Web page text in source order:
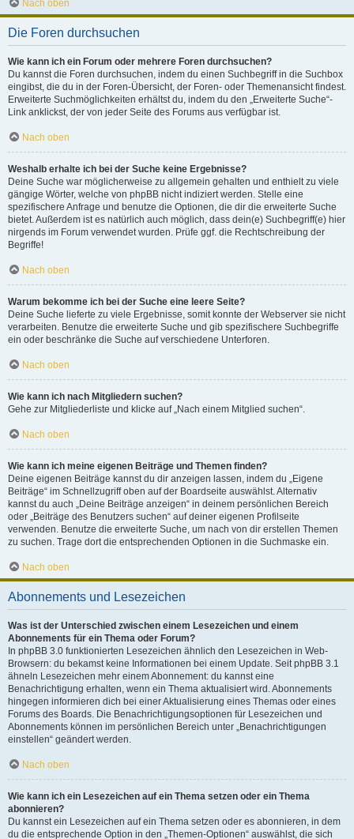
Nach oben
Die Foren durchsuchen
Wie kann ich ein Forum oder mehrere Foren durchsuchen?
Du kannst die Foren durchsuchen, indem du einen Suchbegriff in die Suchbox
eingibst, die du in der Foren-Übersicht, der Foren- oder Themenansicht findest.
Erweiterte Suchmöglichkeiten erhältst du, indem du den „Erweiterte Suche“-
Link anklickst, der von jeder Seite des Forums aus verfügbar ist.
Nach oben
Weshalb erhalte ich bei der Suche keine Ergebnisse?
Deine Suche war möglicherweise zu allgemein gehalten und enthielt zu viele
gängige Wörter, welche von phpBB nicht indiziert werden. Stelle eine
spezifischere Anfrage und benutze die Optionen, die dir die erweiterte Suche
bietet. Außerdem ist es natürlich auch möglich, dass dein(e) Suchbegriff(e) hier
nirgends im Forum verwendet wurden. Prüfe ggf. die Rechtschreibung der
Begriffe!
Nach oben
Warum bekomme ich bei der Suche eine leere Seite?
Deine Suche lieferte zu viele Ergebnisse, somit konnte der Webserver sie nicht
verarbeiten. Benutze die erweiterte Suche und gib spezifischere Suchbegriffe
ein oder beschränke die Suche auf verschiedene Unterforen.
Nach oben
Wie kann ich nach Mitgliedern suchen?
Gehe zur Mitgliederliste und klicke auf „Nach einem Mitglied suchen“.
Nach oben
Wie kann ich meine eigenen Beiträge und Themen finden?
Deine eigenen Beiträge kannst du dir anzeigen lassen, indem du „Eigene
Beiträge“ im Schnellzugriff oben auf der Boardseite auswählst. Alternativ
kannst du auch „Deine Beiträge anzeigen“ in deinem persönlichen Bereich
oder „Beiträge des Benutzers suchen“ auf deiner eigenen Profilseite
verwenden. Benutze die erweiterte Suche, um nach von dir erstellen Themen
zu suchen. Trage dort die entsprechenden Optionen in die Suchmaske ein.
Nach oben
Abonnements und Lesezeichen
Was ist der Unterschied zwischen einem Lesezeichen und einem
Abonnements für ein Thema oder Forum?
In phpBB 3.0 funktionierten Lesezeichen ähnlich den Lesezeichen in Web-
Browsern: du bekamst keine Informationen bei einem Update. Seit phpBB 3.1
ähneln Lesezeichen mehr einem Abonnement: du kannst eine
Benachrichtigung erhalten, wenn ein Thema aktualisiert wird. Abonnements
hingegen informieren dich bei einer Aktualisierung eines Themas oder eines
Forums des Boards. Die Benachrichtigungsoptionen für Lesezeichen und
Abonnements können im persönlichen Bereich unter „Benachrichtigungen
einstellen“ geändert werden.
Nach oben
Wie kann ich ein Lesezeichen auf ein Thema setzen oder ein Thema
abonnieren?
Du kannst ein Lesezeichen auf ein Thema setzen oder es abonnieren, in dem
du die entsprechende Option in den „Themen-Optionen“ auswählst, die sich